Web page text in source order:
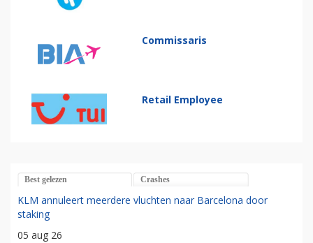
Commissaris
Retail Employee
Best gelezen Crashes
KLM annuleert meerdere vluchten naar Barcelona door
staking
05 aug 26